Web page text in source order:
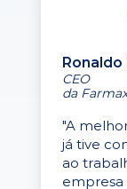
Ronaldo
CEO
da Farmax
"A
já tive
ao
empresa